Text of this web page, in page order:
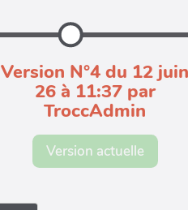
Version N°4 du 12
26 à 11:37 par
TroccAdmin
Version actuelle